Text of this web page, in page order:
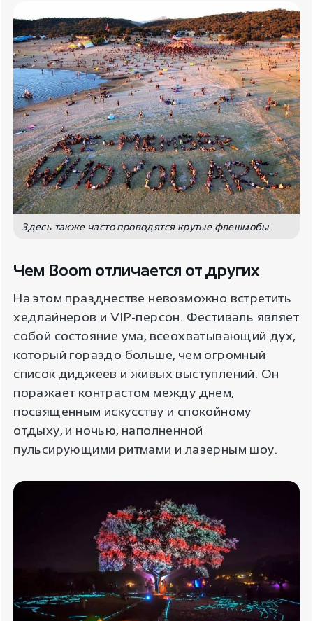
Здесь также часто проводятся крутые флешмобы.
Чем Boom отличается от других
На этом празднестве невозможно встретить
хедлайнеров и VIP-персон. Фестиваль являет
собой состояние ума, всеохватывающий дух,
который гораздо больше, чем огромный
список диджеев и живых выступлений. Он
поражает контрастом между днем,
посвященным искусству и спокойному
отдыху, и ночью, наполненной
пульсирующими ритмами и лазерным шоу.